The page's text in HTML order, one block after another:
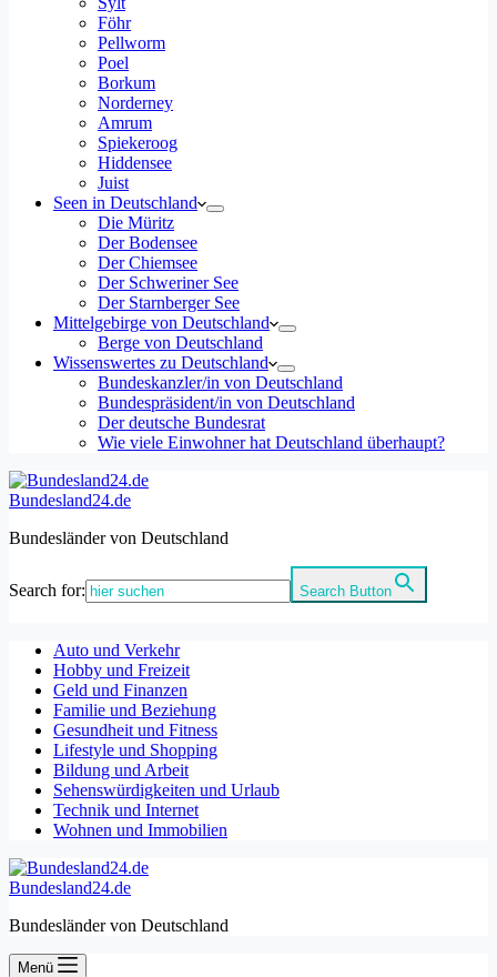
Föhr
Pellworm
Poel
Borkum
Norderney
Amrum
Spiekeroog
Hiddensee
Juist
Seen in Deutschland
Die Müritz
Der Bodensee
Der Chiemsee
Der Schweriner See
Der Starnberger See
Mittelgebirge von Deutschland
Berge von Deutschland
Wissenswertes zu Deutschland
Bundeskanzler/in von Deutschland
Bundespräsident/in von Deutschland
Der deutsche Bundesrat
Wie viele Einwohner hat Deutschland überhaupt?
Bundesland24.de
Bundesländer von Deutschland
Search for: Search Button
Auto und Verkehr
Hobby und Freizeit
Geld und Finanzen
Familie und Beziehung
Gesundheit und Fitness
Lifestyle und Shopping
Bildung und Arbeit
Sehenswürdigkeiten und Urlaub
Technik und Internet
Wohnen und Immobilien
Bundesland24.de
Bundesländer von Deutschland
Menü